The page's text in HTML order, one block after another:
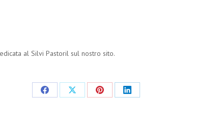
al Silvi Pastoril sul nostro sito.